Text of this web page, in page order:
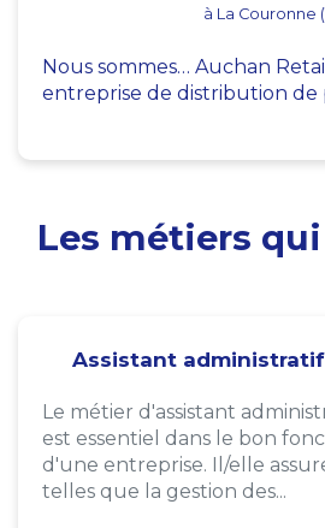
à La Couronne
Nous sommes… Auchan
entreprise de distribution de
Les métiers qui
Assistant
Le métier d'assistant
est essentiel dans le bon
d'une entreprise. Il/elle
telles que la gestion des...